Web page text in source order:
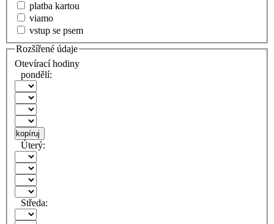
platba kartou
viamo
vstup se psem
Rozšířené údaje
Otevírací hodiny
pondělí:
kopíruj
Úterý:
Středa: